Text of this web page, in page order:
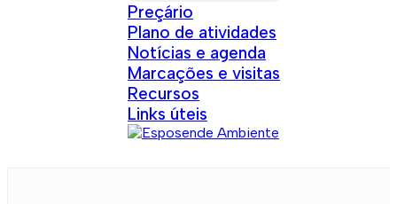
Preçário
Plano de atividades
Notícias e agenda
Marcações e visitas
Recursos
Links úteis